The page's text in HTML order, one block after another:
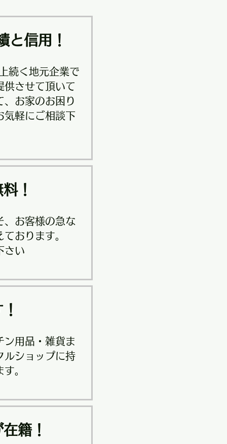
と信用！
続く地元企業で
供させて頂いて
、お家のお困り
気軽にご相談下
！
、お客様の急な
おります。
さい
ン用品・雑貨ま
ルショップに持
。
在籍！